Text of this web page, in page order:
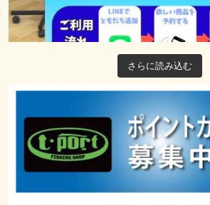
さらに読み込む